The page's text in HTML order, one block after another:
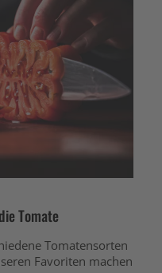
Tomate
Tomatensorten
Favoriten machen